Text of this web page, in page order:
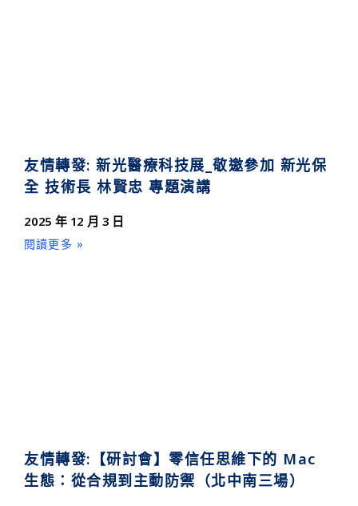
友情轉發: 新光醫療科技展_敬邀參加 新光保
全 技術長 林賢忠 專題演講
2025 年 12 月 3 日
閱讀更多 »
友情轉發:【研討會】零信任思維下的 Mac
生態：從合規到主動防禦（北中南三場）